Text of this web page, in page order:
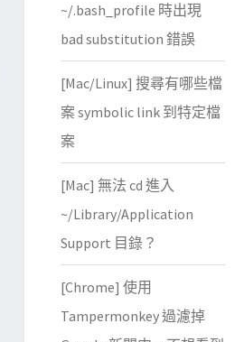
~/.bash_profile 時出現
bad substitution 錯誤
[Mac/Linux] 搜尋有哪些檔
案 symbolic link 到特定檔
案
[Mac] 無法 cd 進入
~/Library/Application
Support 目錄？
[Chrome] 使用
Tampermonkey 過濾掉